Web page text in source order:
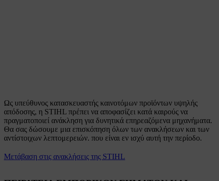
Ως υπεύθυνος κατασκευαστής καινοτόμων προϊόντων υψηλής
απόδοσης, η STIHL πρέπει να αποφασίζει κατά καιρούς να
πραγματοποιεί ανάκληση για δυνητικά επηρεαζόμενα μηχανήματα.
Θα σας δώσουμε μια επισκόπηση όλων των ανακλήσεων και των
αντίστοιχων λεπτομερειών. που είναι εν ισχύ αυτή την περίοδο.
Μετάβαση στις ανακλήσεις της STIHL